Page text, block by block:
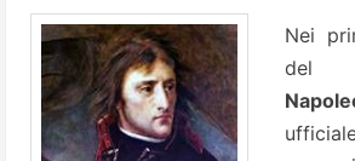
Nei
del